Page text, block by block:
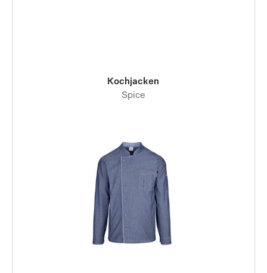
Kochjacken
Spice